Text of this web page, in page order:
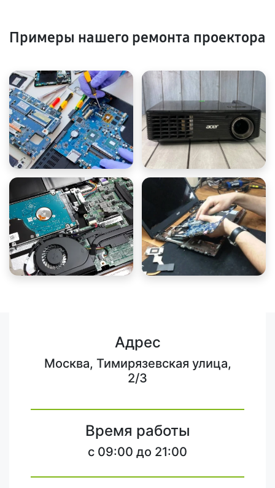
Примеры нашего ремонта проектора
Адрес
Москва, Тимирязевская улица,
2/3
Время работы
c 09:00 до 21:00